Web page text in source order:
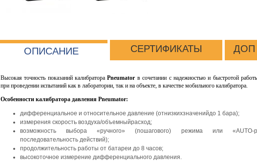
ОПИСАНИЕ СЕРТИФИКАТЫ ДОП
Высокая точность показаний калибратораPneumator в сочетании с надежностью и быстротой
при проведении испытаний как в лаборатории, так и на объекте, в качестве мобильного калибратора.
Особенности калибратора давления Pneumator:
дифференциальное и относительное давление (отнизкихзначенийдо 1 бара);
измерения скорость воздуха/объемныйрасход;
возможность выбора «ручного» (пошагового) режима или «AUTO-
последовательность действий);
продолжительность работы от батареи до 8 часов;
высокоточное измерение дифференциального давления.